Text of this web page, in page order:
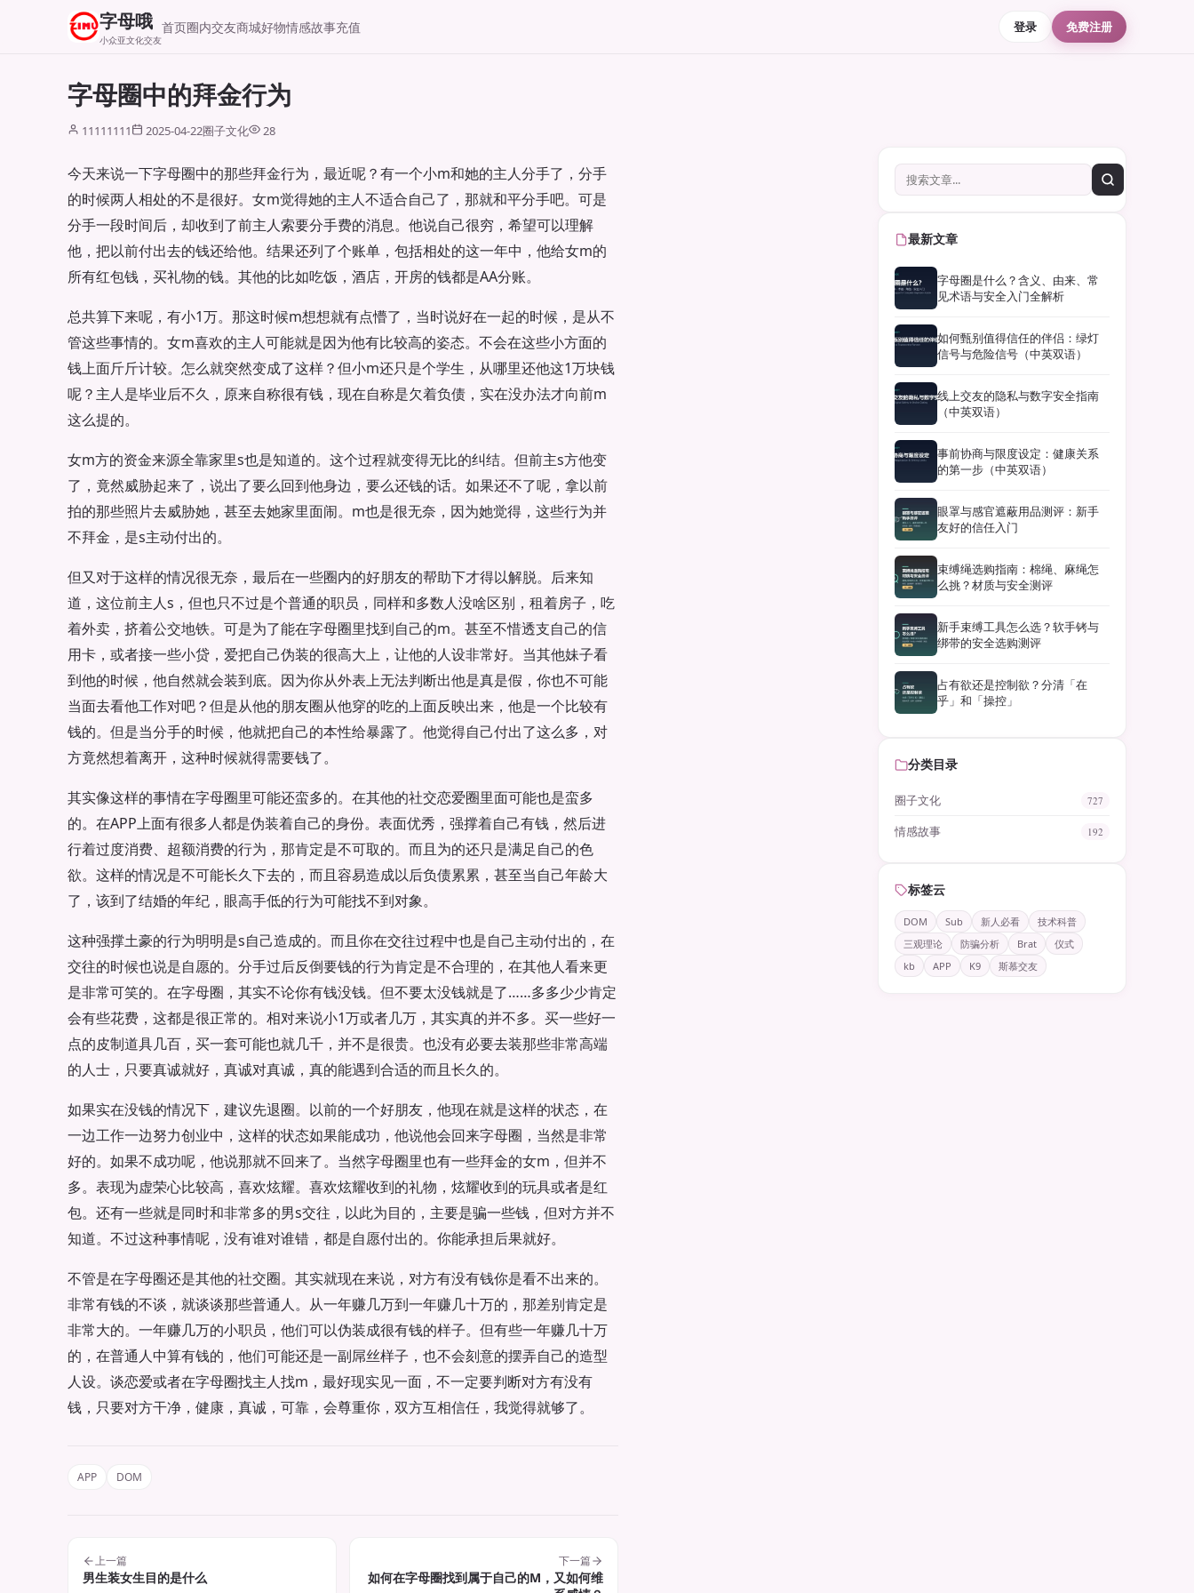
字母哦
小众亚文化交友
首页圈内交友商城好物情感故事充值 登录 免费注册
字母圈中的拜金行为
11111111 2025-04-22圈子文化 28
今天来说一下字母圈中的那些拜金行为，最近呢？有一个小m和她的主人分手了，分手
的时候两人相处的不是很好。女m觉得她的主人不适合自己了，那就和平分手吧。可是
分手一段时间后，却收到了前主人索要分手费的消息。他说自己很穷，希望可以理解
他，把以前付出去的钱还给他。结果还列了个账单，包括相处的这一年中，他给女m的
所有红包钱，买礼物的钱。其他的比如吃饭，酒店，开房的钱都是AA分账。
总共算下来呢，有小1万。那这时候m想想就有点懵了，当时说好在一起的时候，是从不
管这些事情的。女m喜欢的主人可能就是因为他有比较高的姿态。不会在这些小方面的
钱上面斤斤计较。怎么就突然变成了这样？但小m还只是个学生，从哪里还他这1万块钱
呢？主人是毕业后不久，原来自称很有钱，现在自称是欠着负债，实在没办法才向前m
这么提的。
女m方的资金来源全靠家里s也是知道的。这个过程就变得无比的纠结。但前主s方他变
了，竟然威胁起来了，说出了要么回到他身边，要么还钱的话。如果还不了呢，拿以前
拍的那些照片去威胁她，甚至去她家里面闹。m也是很无奈，因为她觉得，这些行为并
不拜金，是s主动付出的。
但又对于这样的情况很无奈，最后在一些圈内的好朋友的帮助下才得以解脱。后来知
道，这位前主人s，但也只不过是个普通的职员，同样和多数人没啥区别，租着房子，吃
着外卖，挤着公交地铁。可是为了能在字母圈里找到自己的m。甚至不惜透支自己的信
用卡，或者接一些小贷，爱把自己伪装的很高大上，让他的人设非常好。当其他妹子看
到他的时候，他自然就会装到底。因为你从外表上无法判断出他是真是假，你也不可能
当面去看他工作对吧？但是从他的朋友圈从他穿的吃的上面反映出来，他是一个比较有
钱的。但是当分手的时候，他就把自己的本性给暴露了。他觉得自己付出了这么多，对
方竟然想着离开，这种时候就得需要钱了。
其实像这样的事情在字母圈里可能还蛮多的。在其他的社交恋爱圈里面可能也是蛮多
的。在APP上面有很多人都是伪装着自己的身份。表面优秀，强撑着自己有钱，然后进
行着过度消费、超额消费的行为，那肯定是不可取的。而且为的还只是满足自己的色
欲。这样的情况是不可能长久下去的，而且容易造成以后负债累累，甚至当自己年龄大
了，该到了结婚的年纪，眼高手低的行为可能找不到对象。
这种强撑土豪的行为明明是s自己造成的。而且你在交往过程中也是自己主动付出的，在
交往的时候也说是自愿的。分手过后反倒要钱的行为肯定是不合理的，在其他人看来更
是非常可笑的。在字母圈，其实不论你有钱没钱。但不要太没钱就是了……多多少少肯定
会有些花费，这都是很正常的。相对来说小1万或者几万，其实真的并不多。买一些好一
点的皮制道具几百，买一套可能也就几千，并不是很贵。也没有必要去装那些非常高端
的人士，只要真诚就好，真诚对真诚，真的能遇到合适的而且长久的。
如果实在没钱的情况下，建议先退圈。以前的一个好朋友，他现在就是这样的状态，在
一边工作一边努力创业中，这样的状态如果能成功，他说他会回来字母圈，当然是非常
好的。如果不成功呢，他说那就不回来了。当然字母圈里也有一些拜金的女m，但并不
多。表现为虚荣心比较高，喜欢炫耀。喜欢炫耀收到的礼物，炫耀收到的玩具或者是红
包。还有一些就是同时和非常多的男s交往，以此为目的，主要是骗一些钱，但对方并不
知道。不过这种事情呢，没有谁对谁错，都是自愿付出的。你能承担后果就好。
不管是在字母圈还是其他的社交圈。其实就现在来说，对方有没有钱你是看不出来的。
非常有钱的不谈，就谈谈那些普通人。从一年赚几万到一年赚几十万的，那差别肯定是
非常大的。一年赚几万的小职员，他们可以伪装成很有钱的样子。但有些一年赚几十万
的，在普通人中算有钱的，他们可能还是一副屌丝样子，也不会刻意的摆弄自己的造型
人设。谈恋爱或者在字母圈找主人找m，最好现实见一面，不一定要判断对方有没有
钱，只要对方干净，健康，真诚，可靠，会尊重你，双方互相信任，我觉得就够了。
APP DOM
上一篇
​男生装女生目的是什么
下一篇
如何在字母圈找到属于自己的M，又如何维
最新文章
字母圈是什么？含义、由来、常
见术语与安全入门全解析
如何甄别值得信任的伴侣：绿灯
信号与危险信号（中英双语）
线上交友的隐私与数字安全指南
（中英双语）
事前协商与限度设定：健康关系
的第一步（中英双语）
眼罩与感官遮蔽用品测评：新手
友好的信任入门
束缚绳选购指南：棉绳、麻绳怎
么挑？材质与安全测评
新手束缚工具怎么选？软手铐与
绑带的安全选购测评
占有欲还是控制欲？分清「在
乎」和「操控」
分类目录
圈子文化 727
情感故事 192
标签云
DOM Sub 新人必看
技术科普
三观理论
防骗分析 Brat
仪式
kb
APP K9 斯慕交友